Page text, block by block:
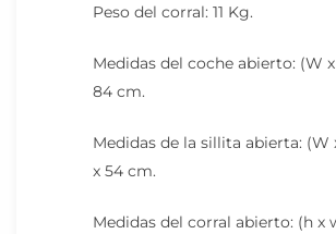
Peso del corral: 11 Kg.
Medidas del coche abierto: (W
84 cm.
Medidas de la sillita abierta: (W
x 54 cm.
Medidas del corral abierto: (h x